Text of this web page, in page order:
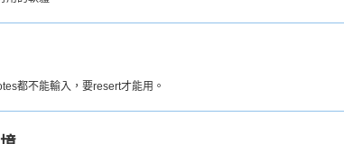
都不能輸入，要resert才能用。